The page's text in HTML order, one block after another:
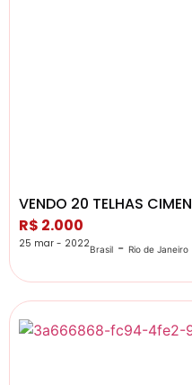
VENDO 20 TELHAS
R$ 2.000
25 mar - 2022Brasil - Rio de Janeiro